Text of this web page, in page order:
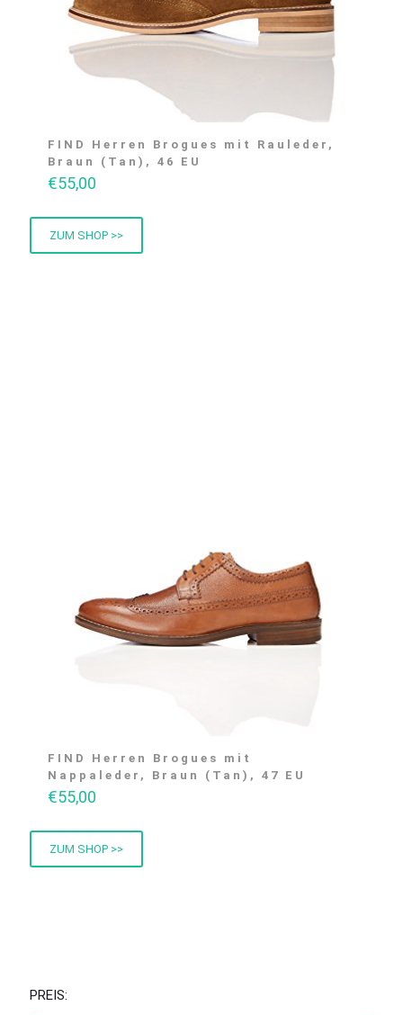
FIND Herren Brogues mit Rauleder,
Braun (Tan), 46 EU
€55,00
ZUM SHOP >>
FIND Herren Brogues mit
Nappaleder, Braun (Tan), 47 EU
€55,00
ZUM SHOP >>
PREIS: